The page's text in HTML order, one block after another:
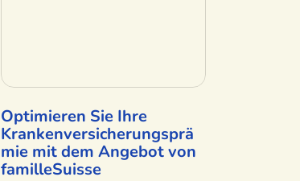
Optimieren Sie Ihre
Krankenversicherungsprä
mie mit dem Angebot von
familleSuisse